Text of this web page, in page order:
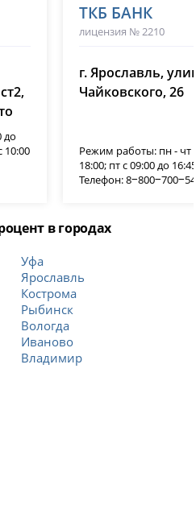
до
10:00
ТКБ БАНК
лицензия № 2210
г. Ярославль,
Чайковского, 26
Режим работы: пн - чт
18:00; пт с 09:00 до
Телефон:
в городах
Уфа
Ярославль
Кострома
Рыбинск
Вологда
Иваново
Владимир